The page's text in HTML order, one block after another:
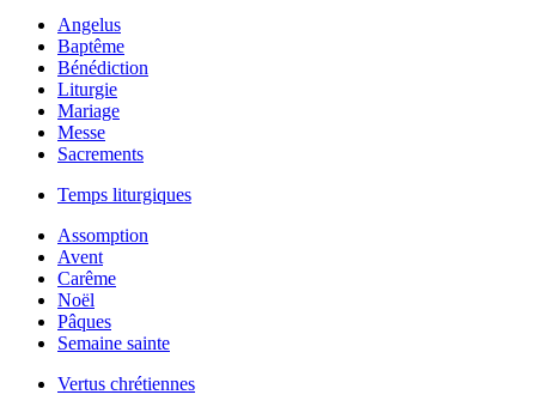
Angelus
Baptême
Bénédiction
Liturgie
Mariage
Messe
Sacrements
Temps liturgiques
Assomption
Avent
Carême
Noël
Pâques
Semaine sainte
Vertus chrétiennes